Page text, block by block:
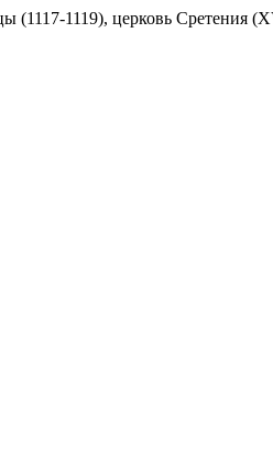
1119), церковь Сретения